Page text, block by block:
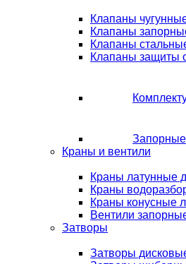
Клапаны
Клапаны
Клапаны
Клапаны защиты
Краны и вентили
Краны латунные
Краны
Краны конусные
Вентили
Затворы
Затворы